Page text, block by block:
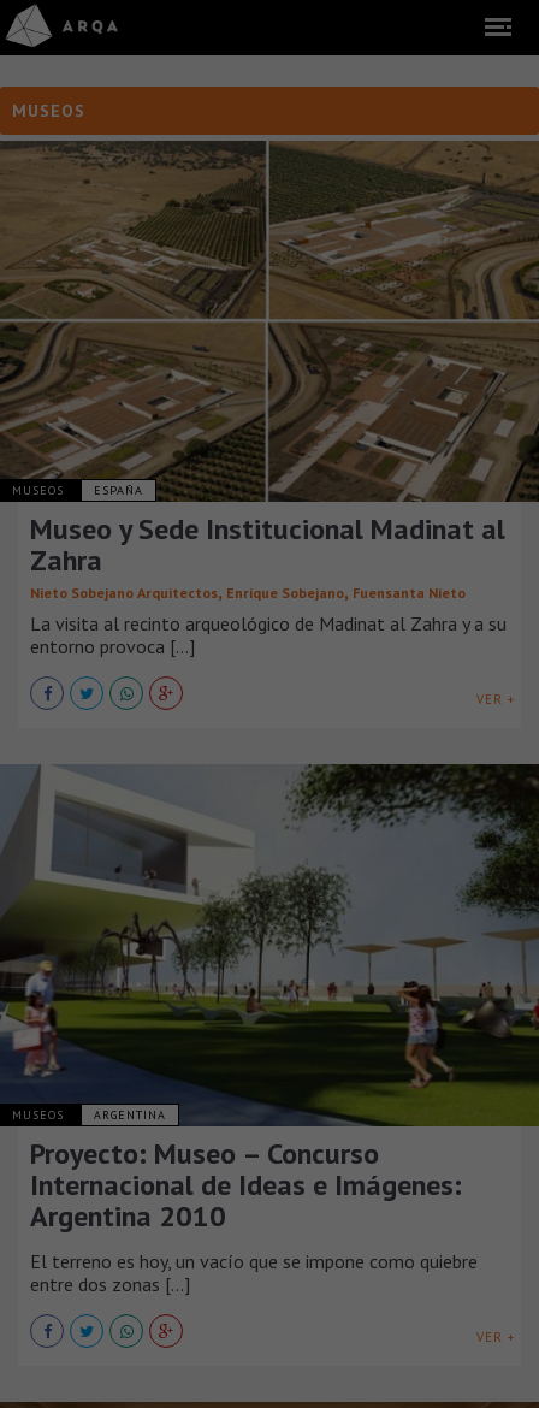
MUSEOS
MUSEOS ESPAÑA
Museo y Sede Institucional Madinat al
Zahra
Nieto Sobejano Arquitectos, Enrique Sobejano, Fuensanta Nieto
La visita al recinto arqueológico de Madinat al Zahra y a su
entorno provoca [...]
VER +
MUSEOS ARGENTINA
Proyecto: Museo – Concurso
Internacional de Ideas e Imágenes:
Argentina 2010
El terreno es hoy, un vacío que se impone como quiebre
entre dos zonas [...]
VER +